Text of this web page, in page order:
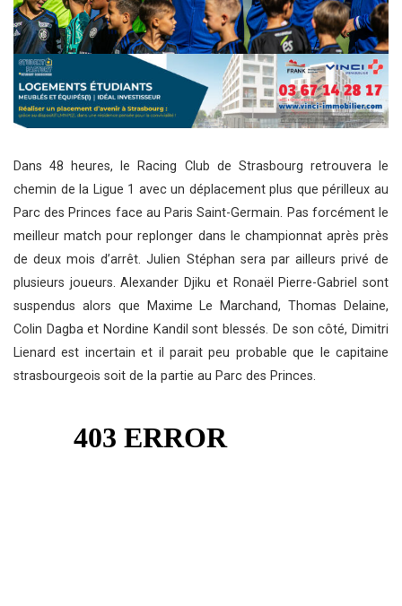
Dans 48 heures, le Racing Club de Strasbourg retrouvera le
chemin de la Ligue 1 avec un déplacement plus que périlleux au
Parc des Princes face au Paris Saint-Germain. Pas forcément le
meilleur match pour replonger dans le championnat après près
de deux mois d’arrêt. Julien Stéphan sera par ailleurs privé de
plusieurs joueurs. Alexander Djiku et Ronaël Pierre-Gabriel sont
suspendus alors que Maxime Le Marchand, Thomas Delaine,
Colin Dagba et Nordine Kandil sont blessés. De son côté, Dimitri
Lienard est incertain et il parait peu probable que le capitaine
strasbourgeois soit de la partie au Parc des Princes.